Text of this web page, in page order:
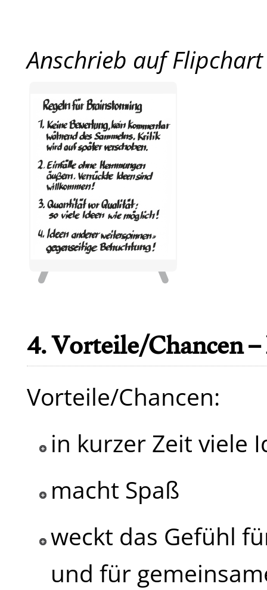
Anschrieb auf
4. Vorteile/Chancen
Vorteile/Chancen:
in kurzer Zeit viele
macht Spaß
weckt das Gefühl
und für